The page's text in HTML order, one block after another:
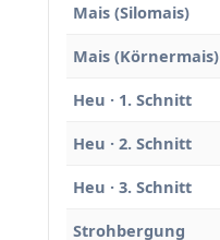
Mais (Silomais)
Mais (Körnermais)
Heu · 1. Schnitt
Heu · 2. Schnitt
Heu · 3. Schnitt
Strohbergung